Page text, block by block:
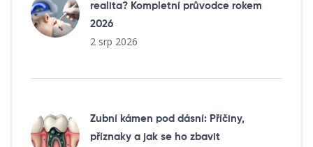
realita? Kompletní průvodce rokem
2026
2 srp 2026
Zubní kámen pod dásní: Příčiny,
příznaky a jak se ho zbavit